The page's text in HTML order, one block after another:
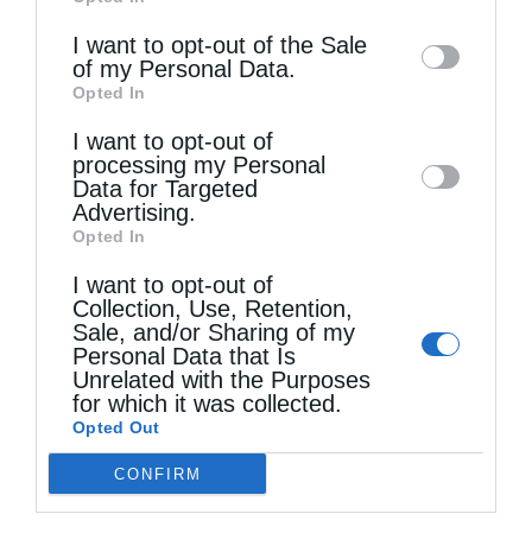
information may also be disclosed by us to
third parties on theIAB’s List of
Downstream Participants
disclose it to other third parties.
I want to opt-out of the Sale
of my Personal Data.
Opted In
I want to opt-out of
processing my Personal
Data for Targeted
Advertising.
Opted In
I want to opt-out of
Collection, Use, Retention,
Sale, and/or Sharing of my
Personal Data that Is
Unrelated with the Purposes
for which it was collected.
Opted Out
CONFIRM